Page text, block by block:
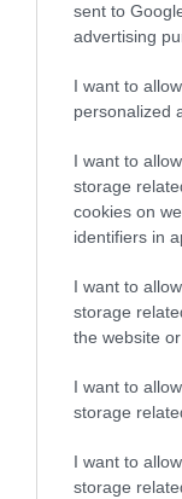
sent to
advertising
I want to
personalized
I want to
storage
cookies on
identifiers in
I want to
storage
the website or
I want to
storage
I want to
storage
A Microsoft végre
okostelefonját